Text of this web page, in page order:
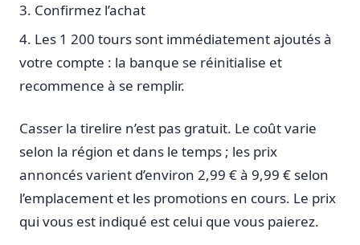
Confirmez l’achat
Les 1 200 tours sont immédiatement ajoutés à
votre compte : la banque se réinitialise et
recommence à se remplir.
Casser la tirelire n’est pas gratuit. Le coût varie
selon la région et dans le temps ; les prix
annoncés varient d’environ 2,99 € à 9,99 € selon
l’emplacement et les promotions en cours. Le prix
qui vous est indiqué est celui que vous paierez.